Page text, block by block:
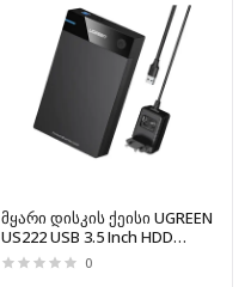
მყარი დისკის ქეისი UGREEN
US222 USB 3.5 Inch HDD
Enclosure SSD SATA USB 3.0
power Adapter 50422
0